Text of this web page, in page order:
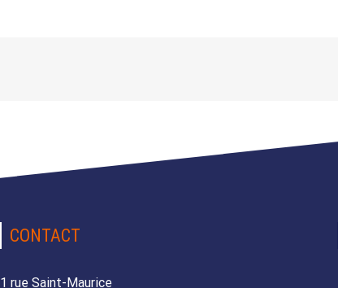
CONTACT
1 rue Saint-Maurice